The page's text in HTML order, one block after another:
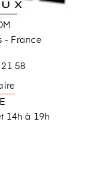
- France
21 58
14h à 19h